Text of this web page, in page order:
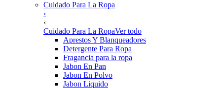
Cuidado Para La Ropa
›
‹
Cuidado Para La RopaVer todo
Aprestos Y Blanqueadores
Detergente Para Ropa
Fragancia para la ropa
Jabon En Pan
Jabon En Polvo
Jabon Liquido